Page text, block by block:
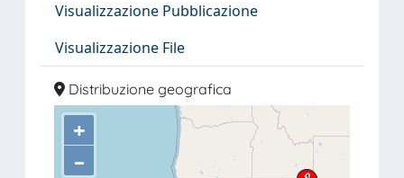
Visualizzazione Pubblicazione
Visualizzazione File
Distribuzione geografica
+
–